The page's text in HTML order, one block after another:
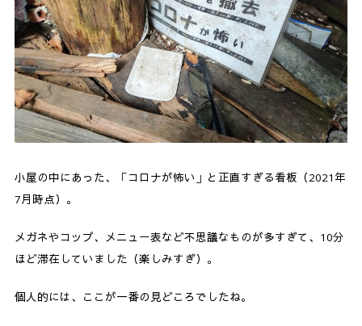
小屋の中にあった、「コロナが怖い」と正直すぎる看板（2021年
7月時点）。
メガネやコップ、メニュー表など不思議なものが多すぎて、10分
ほど滞在していました（楽しみすぎ）。
個人的には、ここが一番の見どころでしたね。